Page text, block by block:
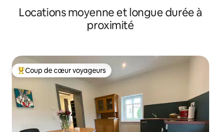
Locations moyenne et longue durée à
proximité
Coups de cœur voyageurs les plus appréciés
Coup de cœur voyageurs